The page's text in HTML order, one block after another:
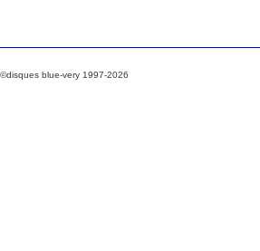
©disques blue-very 1997-2026